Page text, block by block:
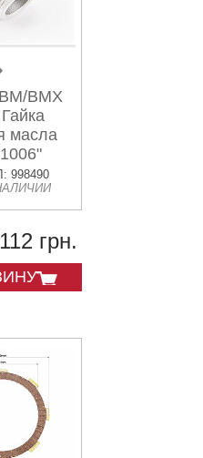
BMX
масла
998490
112 грн.